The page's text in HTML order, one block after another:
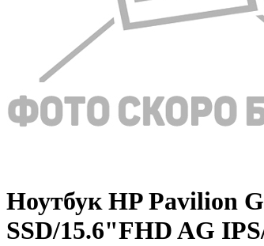
Ноутбук HP Pavilion
SSD/­15.6"FHD AG